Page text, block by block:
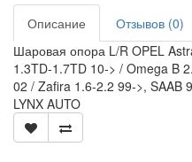
Описание
Отзывов (0)
Шаровая опора L/R OPEL
1.3TD-1.7TD 10-> / Omega B
02 / Zafira 1.6-2.2 99->, SAAB
LYNX AUTO